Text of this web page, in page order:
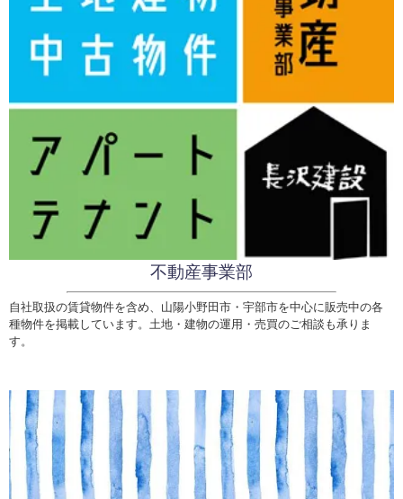
不動産事業部
自社取扱の賃貸物件を含め、山陽小野田市・宇部市を中心に販売中の各
種物件を掲載しています。土地・建物の運用・売買のご相談も承りま
す。